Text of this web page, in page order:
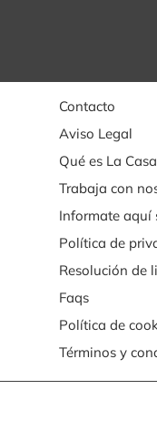
Contacto
Aviso Legal
Qué es La
Trabaja con
Informate aquí
Política de
Resolución de
Faqs
Política de
Términos y